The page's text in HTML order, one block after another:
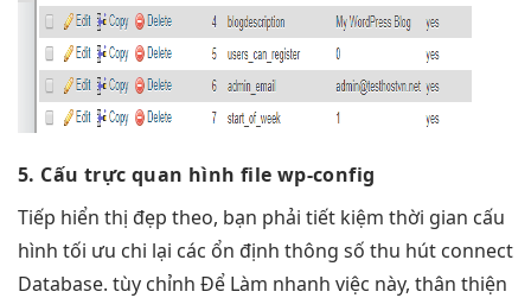
5. Cấu trực quan hình file wp-config
Tiếp hiển thị đẹp theo, bạn phải tiết kiệm thời gian cấu
hình tối ưu chi lại các ổn định thông số thu hút connect
Database. tùy chỉnh Để Làm nhanh việc này, thân thiện